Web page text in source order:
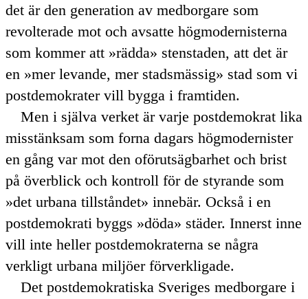
det är den generation av medborgare som
revolterade mot och avsatte högmodernisterna
som kommer att
rädda
stenstaden, att det är
en
mer levande, mer stadsmässig
stad som vi
postdemokrater vill bygga i framtiden.
Men i själva verket är varje postdemokrat lika
misstänksam som forna dagars högmodernister
en gång var mot den oförutsägbarhet och brist
på överblick och kontroll för de styrande som
det urbana tillståndet
innebär. Också i en
postdemokrati byggs
döda
städer. Innerst inne
vill inte heller postdemokraterna se några
verkligt urbana miljöer förverkligade.
Det postdemokratiska Sveriges medborgare i